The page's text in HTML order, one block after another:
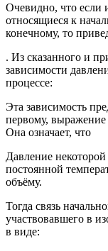
Очевидно, что если
относящиеся к
конечному, то
. Из сказанного и
зависимости
процессе:
Эта зависимость
первому, выражение
Она означает, что
Давление
постоянной
объёму.
Тогда связь
участвовавшего в
в виде: